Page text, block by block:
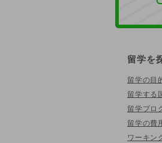
留学を
留学の目
留学する
留学プロ
留学の費
ワーキン